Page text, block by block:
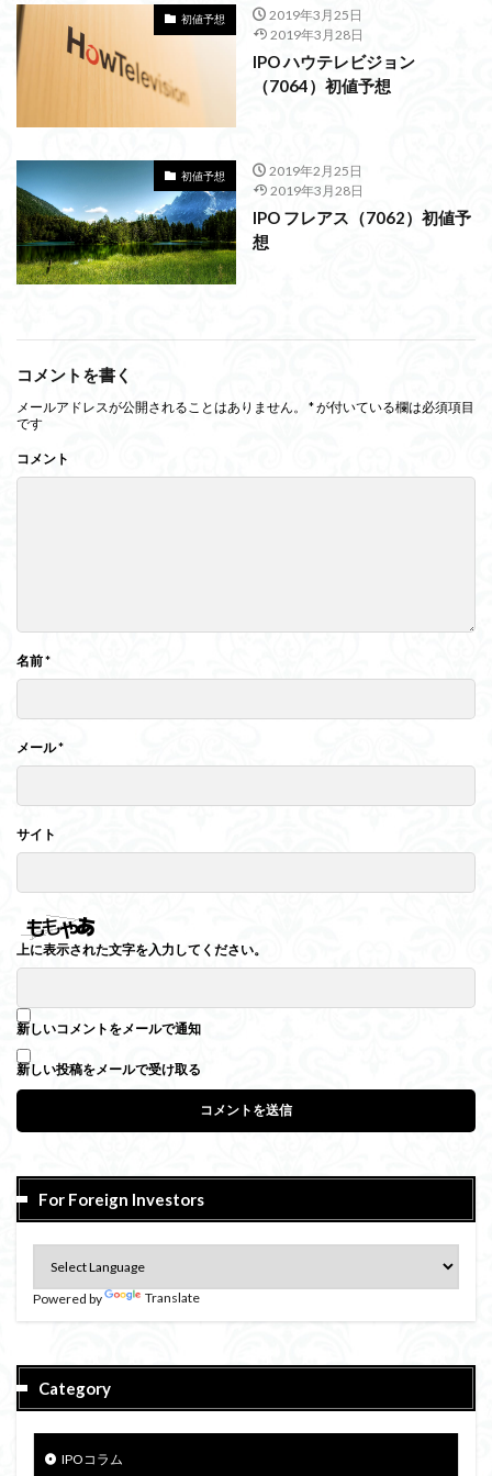
初値予想
2019年3月25日
2019年3月28日
IPO ハウテレビジョン
（7064）初値予想
初値予想
2019年2月25日
2019年3月28日
IPO フレアス（7062）初値予
想
コメントを書く
メールアドレスが公開されることはありません。 *が付いている欄は必須項目
です
コメント
名前*
メール*
サイト
上に表示された文字を入力してください。
新しいコメントをメールで通知
新しい投稿をメールで受け取る
For Foreign Investors
Powered by Translate
Category
IPOコラム